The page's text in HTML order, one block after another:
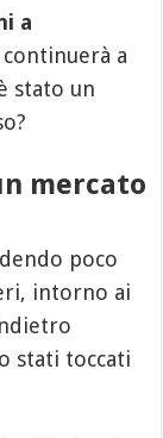
a
a
stato un
mercato
poco
intorno ai
stati toccati